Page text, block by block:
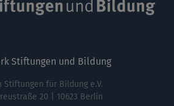
Stiftungen und Bildung
Stiftungen für Bildung e.V.
20 | 10623 Berlin